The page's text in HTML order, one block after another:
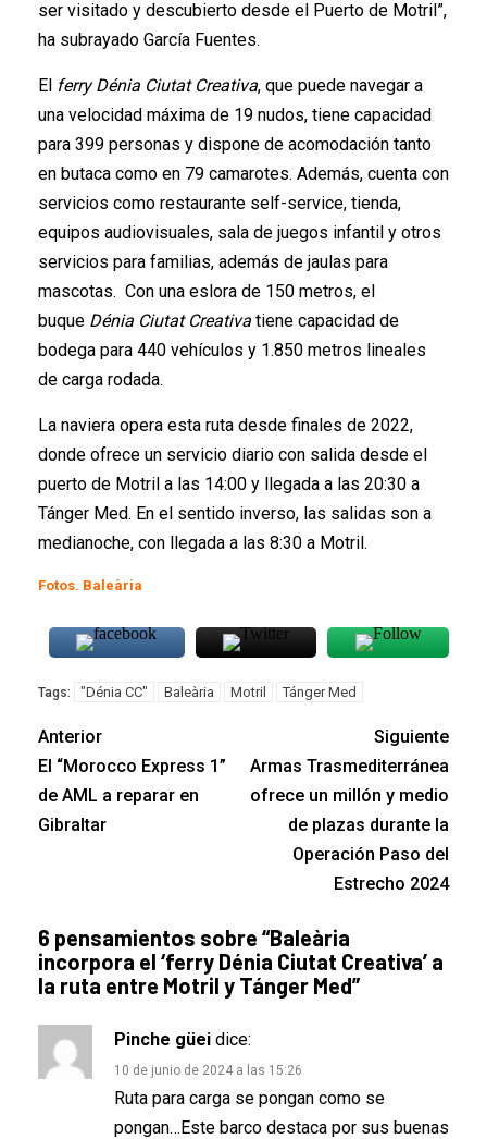
ser visitado y descubierto desde el Puerto de Motril”,
ha subrayado García Fuentes.
El ferry Dénia Ciutat Creativa, que puede navegar a
una velocidad máxima de 19 nudos, tiene capacidad
para 399 personas y dispone de acomodación tanto
en butaca como en 79 camarotes. Además, cuenta con
servicios como restaurante self-service, tienda,
equipos audiovisuales, sala de juegos infantil y otros
servicios para familias, además de jaulas para
mascotas. Con una eslora de 150 metros, el
buque Dénia Ciutat Creativa tiene capacidad de
bodega para 440 vehículos y 1.850 metros lineales
de carga rodada.
La naviera opera esta ruta desde finales de 2022,
donde ofrece un servicio diario con salida desde el
puerto de Motril a las 14:00 y llegada a las 20:30 a
Tánger Med. En el sentido inverso, las salidas son a
medianoche, con llegada a las 8:30 a Motril.
Fotos. Baleària
Tags: "Dénia CC" Baleària Motril Tánger Med
Anterior
El “Morocco Express 1”
de AML a reparar en
Gibraltar
Siguiente
Armas Trasmediterránea
ofrece un millón y medio
de plazas durante la
Operación Paso del
Estrecho 2024
6 pensamientos sobre “Baleària
incorpora el ‘ferry Dénia Ciutat Creativa’ a
la ruta entre Motril y Tánger Med”
Pinche güei dice:
10 de junio de 2024 a las 15:26
Ruta para carga se pongan como se
pongan…Este barco destaca por sus buenas